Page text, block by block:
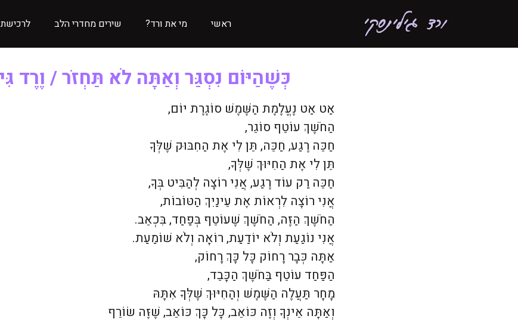
ראשי מי את ורד? שירים מחדרי הלב
כְּשֶׁהַיּוֹם נִסְגַּר וְאַתָּה לֹא תַּחְזֹר / וֶרֶד
אַט אַט נֶעֱלֶמֶת הַשֶּׁמֶשׁ סוֹגֶרֶת יוֹם,
הַחֹשֶׁךְ עוֹטֵף סוֹגֵר,
חַכֵּה רֶגַע, חַכֵּה, תֵּן לִי אֶת הַחִבּוּק שֶׁלְּךָ
תֵּן לִי אֶת הַחִיּוּךְ שֶׁלְּךָ,
חַכֵּה רַק עוֹד רֶגַע, אֲנִי רוֹצָה לְהַבִּיט בְּךָ,
אֲנִי רוֹצָה לִרְאוֹת אֶת עֵינַיִךְ הַטּוֹבוֹת,
הַחֹשֶׁךְ הַזֶּה, הַחֹשֶׁךְ שֶׁעוֹטֵף בְּפַחַד, בִּכְאֵב.
אֲנִי נוֹגַעַת וְלֹא יוֹדַעַת, רוֹאָה וְלֹא שׁוֹמַעַת.
אַתָּה כְּבָר רָחוֹק כָּל כָּךְ רָחוֹק,
הַפַּחַד עוֹטֵף בַּחֹשֶׁךְ הַכָּבֵד,
מָחָר תַּעֲלֶה הַשֶּׁמֶשׁ וְהַחִיּוּךְ שֶׁלְּךָ אִתָּהּ
וְאַתָּה אֵינְךָ וְזֶה כּוֹאֵב, כָּל כָּךְ כּוֹאֵב, שֶׁזֶּה שׂוֹרֵף